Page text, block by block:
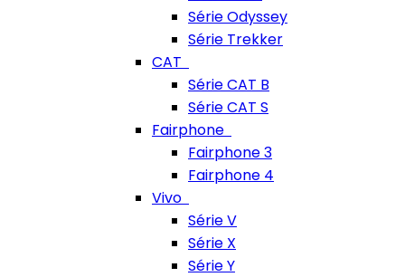
Série Odyssey
Série Trekker
CAT
Série CAT B
Série CAT S
Fairphone
Fairphone 3
Fairphone 4
Vivo
Série V
Série X
Série Y